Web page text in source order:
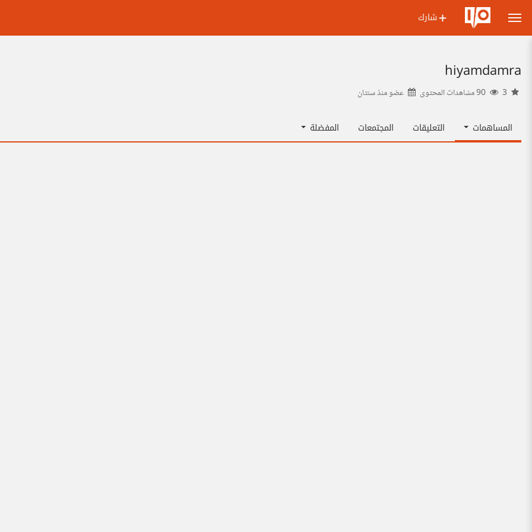
شارك
hiyamdamra
عضو منذسنتان
المساهمات التعليقات المجتمعات المفضلة